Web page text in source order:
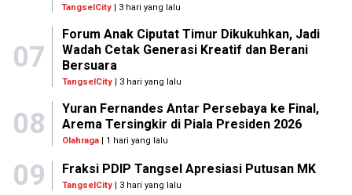
TangselCity | 3 hari yang lalu
07
Forum Anak Ciputat Timur Dikukuhkan, Jadi
Wadah Cetak Generasi Kreatif dan Berani
Bersuara
TangselCity| 3 hari yang lalu
08
Yuran Fernandes Antar Persebaya ke Final,
Arema Tersingkir di Piala Presiden 2026
Olahraga| 1 hari yang lalu
09 Fraksi PDIP Tangsel Apresiasi Putusan MK
TangselCity | 3 hari yang lalu